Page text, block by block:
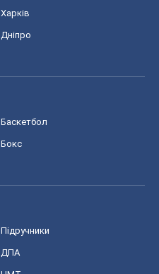
Харків
Дніпро
Баскетбол
Бокс
Підручники
ДПА